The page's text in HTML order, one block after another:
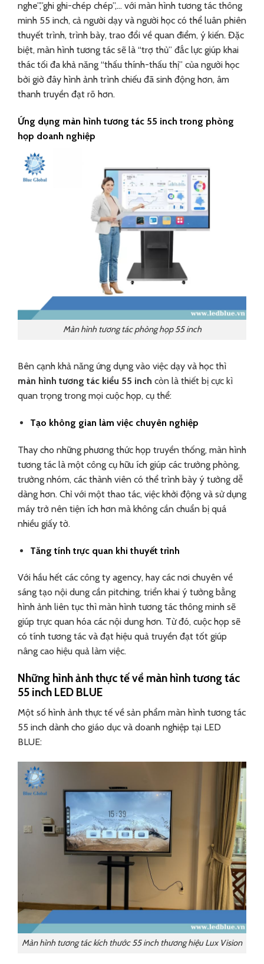
nghe”,”ghi ghi-chép chép”,… với màn hình tương tác thông
minh 55 inch, cả người dạy và người học có thể luân phiên
thuyết trình, trình bày, trao đổi về quan điểm, ý kiến. Đặc
biệt, màn hình tương tác sẽ là “trợ thủ” đắc lực giúp khai
thác tối đa khả năng “thấu thính-thấu thị” của người học
bởi giờ đây hình ảnh trình chiếu đã sinh động hơn, âm
thanh truyền đạt rõ hơn.
Ứng dụng màn hình tương tác 55 inch trong phòng
họp doanh nghiệp
Màn hình tương tác phòng họp 55 inch
Bên cạnh khả năng ứng dụng vào việc dạy và học thì
màn hình tương tác kiểu 55 inch còn là thiết bị cực kì
quan trọng trong mọi cuộc họp, cụ thể:
Tạo không gian làm việc chuyên nghiệp
Thay cho những phương thức họp truyền thống, màn hình
tương tác là một công cụ hữu ích giúp các trưởng phòng,
trưởng nhóm, các thành viên có thể trình bày ý tưởng dễ
dàng hơn. Chỉ với một thao tác, việc khởi động và sử dụng
máy trở nên tiện ích hơn mà không cần chuẩn bị quá
nhiều giấy tờ.
Tăng tính trực quan khi thuyết trình
Với hầu hết các công ty agency, hay các nơi chuyên về
sáng tạo nội dung cần pitching, triển khai ý tưởng bằng
hình ảnh liên tục thì màn hình tương tác thông minh sẽ
giúp trực quan hóa các nội dung hơn. Từ đó, cuộc họp sẽ
có tính tương tác và đạt hiệu quả truyền đạt tốt giúp
nâng cao hiệu quả làm việc.
Những hình ảnh thực tế về màn hình tương tác
55 inch LED BLUE
Một số hình ảnh thực tế về sản phẩm màn hình tương tác
55 inch dành cho giáo dục và doanh nghiệp tại LED
BLUE:
Màn hình tương tác kích thước 55 inch thương hiệu Lux Vision